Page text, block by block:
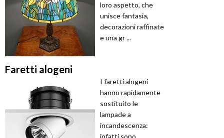
loro aspetto, che
unisce fantasia,
decorazioni raffinate
e una gr ...
Faretti alogeni
I faretti alogeni
hanno rapidamente
sostituito le
lampade a
incandescenza: